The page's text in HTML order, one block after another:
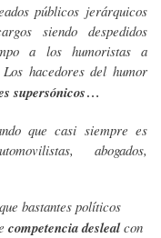
públicos jerárquicos
siendo despedidos
a los humoristas a
hacedores del humor
supersónicos…
que casi siempre es
abogados,
bastantes políticos
competencia desleal con